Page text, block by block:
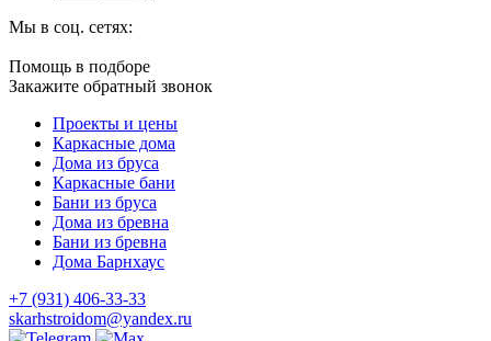
Мы в соц. сетях:
Помощь в подборе
Закажите обратный звонок
Проекты и цены
Каркасные дома
Дома из бруса
Каркасные бани
Бани из бруса
Дома из бревна
Бани из бревна
Дома Барнхаус
+7 (931) 406-33-33
skarhstroidom@yandex.ru